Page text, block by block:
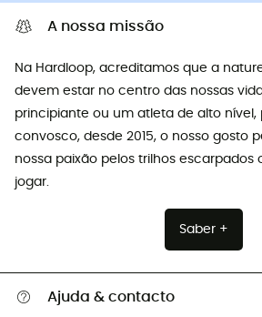
A nossa missão
Na Hardloop, acreditamos que a
devem estar no centro das nossas
principiante ou um atleta de alto nível,
convosco, desde 2015, o nosso gosto
nossa paixão pelos trilhos escarpados
jogar.
Saber +
Ajuda & contacto